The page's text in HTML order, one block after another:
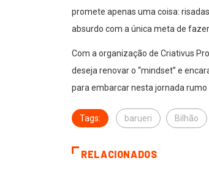
promete apenas uma coisa:
absurdo com a única meta de
Com a organização de Criativus
deseja renovar o “mindset” e
para embarcar nesta jornada rumo
Tags: barueri Bilhão
RELACIONADOS